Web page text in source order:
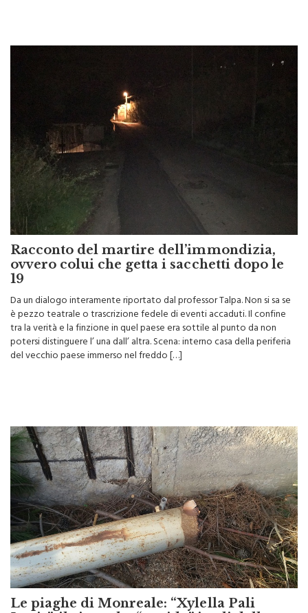
Racconto del martire dell’immondizia,
ovvero colui che getta i sacchetti dopo le
19
Da un dialogo interamente riportato dal professor Talpa. Non si sa se
è pezzo teatrale o trascrizione fedele di eventi accaduti. Il confine
tra la verità e la finzione in quel paese era sottile al punto da non
potersi distinguere l’ una dall’ altra. Scena: interno casa della periferia